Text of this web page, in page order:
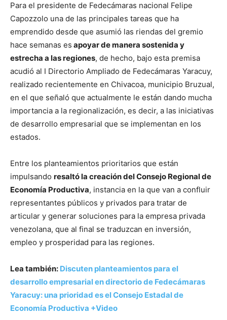
Para el presidente de Fedecámaras nacional Felipe
Capozzolo una de las principales tareas que ha
emprendido desde que asumió las riendas del gremio
hace semanas es apoyar de manera sostenida y
estrecha a las regiones, de hecho, bajo esta premisa
acudió al I Directorio Ampliado de Fedecámaras Yaracuy,
realizado recientemente en Chivacoa, municipio Bruzual,
en el que señaló que actualmente le están dando mucha
importancia a la regionalización, es decir, a las iniciativas
de desarrollo empresarial que se implementan en los
estados.
Entre los planteamientos prioritarios que están
impulsando resaltó la creación del Consejo Regional de
Economía Productiva, instancia en la que van a confluir
representantes públicos y privados para tratar de
articular y generar soluciones para la empresa privada
venezolana, que al final se traduzcan en inversión,
empleo y prosperidad para las regiones.
Lea también: Discuten planteamientos para el
desarrollo empresarial en directorio de Fedecámaras
Yaracuy: una prioridad es el Consejo Estadal de
Economía Productiva +Video